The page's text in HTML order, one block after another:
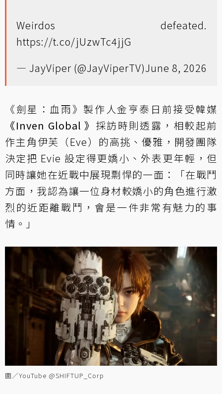
Weirdos defeated.
https://t.co/jUzwTc4jjG
— JayViper (@JayViperTV)June 8, 2026
《劍星：血雨》製作人金亨泰日前接受韓媒
《Inven Global 》 採訪時則透露，相較起前
作主角伊芙（Eve）的高挑、優雅，開發團隊
決定把 Evie 設定得更嬌小、外表更年輕，但
同時讓她在近戰中展現剽悍的一面：「在戰鬥
方面，我認為讓一位身材較嬌小的角色進行激
烈的近距離戰鬥，會是一件非常有魅力的事
情。」
圖／YouTube @SHIFTUP_Corp